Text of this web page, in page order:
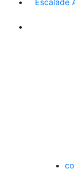
Escalade